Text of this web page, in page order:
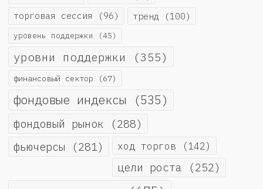
торговая сессия (96) тренд (100)
уровень поддержки (45)
уровни поддержки (355)
финансовый сектор (67)
фондовые индексы (535)
фондовый рынок (288)
фьючерсы (281) ход торгов (142)
цели роста (252)